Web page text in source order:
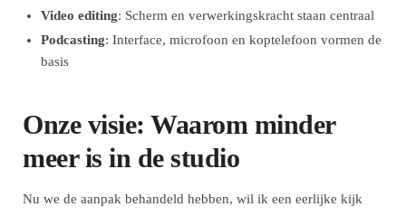
Video editing: Scherm en verwerkingskracht staan centraal
Podcasting: Interface, microfoon en koptelefoon vormen de
basis
Onze visie: Waarom minder
meer is in de studio
Nu we de aanpak behandeld hebben, wil ik een eerlijke kijk